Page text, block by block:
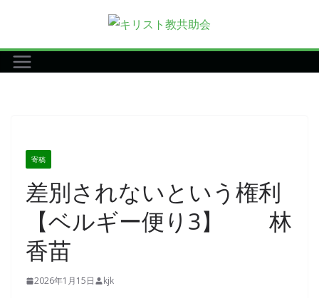
テ
ン
寄稿
差別されないという権利
【ベルギー便り3】 林
香苗
2026年1月15日 kjk